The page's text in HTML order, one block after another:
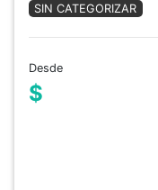
SIN CATEGORIZAR
Desde
$